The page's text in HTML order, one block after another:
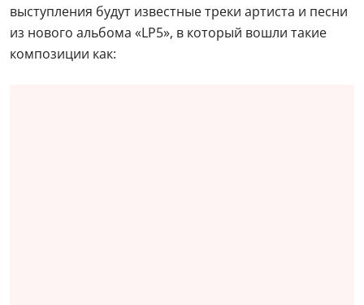
выступления будут известные треки артиста и песни
из нового альбома «LP5», в который вошли такие
композиции как: